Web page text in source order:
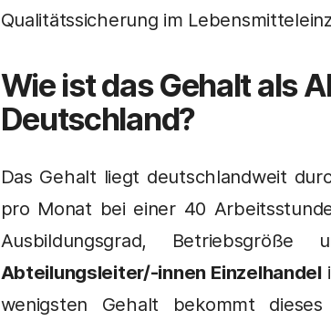
Qualitätssicherung im
Wie ist das Gehalt als
Deutschland?
Das Gehalt liegt deutschlandweit
pro Monat bei einer 40
Ausbildungsgrad,
Abteilungsleiter/-innen Einzelhandel
wenigsten Gehalt bekommt